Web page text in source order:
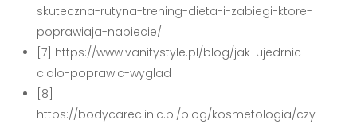
skuteczna-rutyna-trening-dieta-i-zabiegi-ktore-
poprawiaja-napiecie/
[7] https://www.vanitystyle.pl/blog/jak-ujedrnic-
cialo-poprawic-wyglad
[8]
https://bodycareclinic.pl/blog/kosmetologia/czy-